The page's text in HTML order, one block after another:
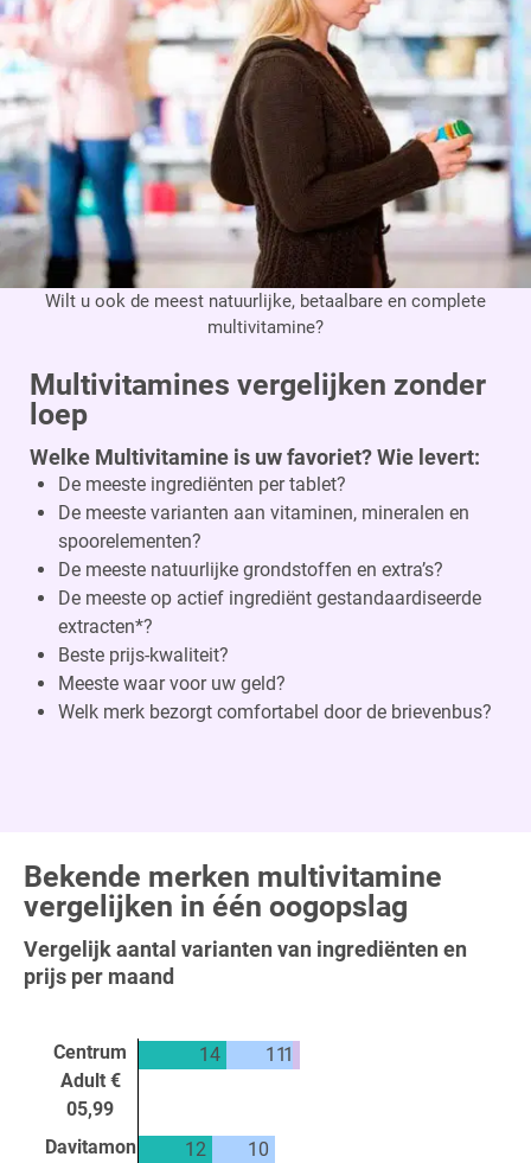
Wilt u ook de meest natuurlijke, betaalbare en complete
multivitamine?
Multivitamines vergelijken zonder
loep
Welke Multivitamine is uw favoriet? Wie levert:
De meeste ingrediënten per tablet?
De meeste varianten aan vitaminen, mineralen en
spoorelementen?
De meeste natuurlijke grondstoffen en extra’s?
De meeste op actief ingrediënt gestandaardiseerde
extracten*?
Beste prijs-kwaliteit?
Meeste waar voor uw geld?
Welk merk bezorgt comfortabel door de brievenbus?
Bekende merken multivitamine
vergelijken in één oogopslag
Vergelijk aantal varianten van ingrediënten en
prijs per maand
Centrum
Adult €
05,99
14 111
Davitamon
12 10